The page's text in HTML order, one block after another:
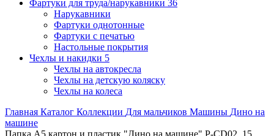
Фартуки для труда/нарукавники 36
Нарукавники
Фартуки однотонные
Фартуки с печатью
Настольные покрытия
Чехлы и накидки 5
Чехлы на автокресла
Чехлы на детскую коляску
Чехлы на колеса
Главная Каталог Коллекции Для мальчиков Машины Дино на
машине
Папка А5 картон и пластик "Дино на машине" P-CD02_15,